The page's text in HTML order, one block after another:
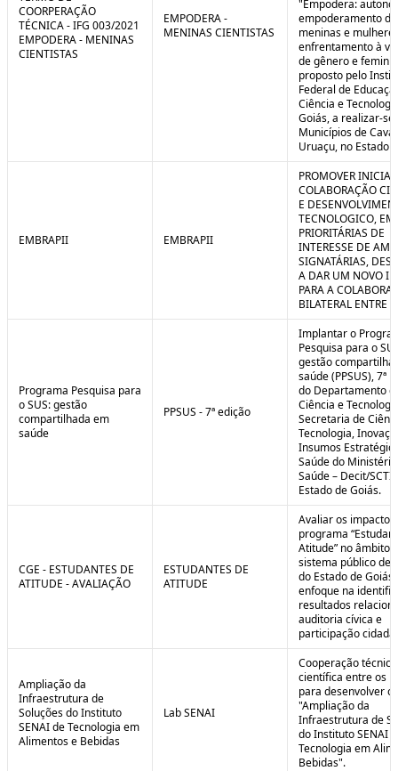
COORPERAÇÃO
TÉCNICA - IFG 003/2021
EMPODERA - MENINAS
CIENTISTAS
EMPODERA -
MENINAS CIENTISTAS
"Empodera:
empoderamento de
meninas e
enfrentamento à
de gênero e
proposto pelo
Federal de
Ciência e
Goiás, a realizar-se
Municípios de
Uruaçu, no Estado
EMBRAPII EMBRAPII
PROMOVER
COLABORAÇÃO
E
TECNOLOGICO, EM
PRIORITÁRIAS DE
INTERESSE DE
SIGNATÁRIAS,
A DAR UM NOVO
PARA A
BILATERAL ENTRE
Programa Pesquisa para
o SUS: gestão
compartilhada em
saúde
PPSUS - 7ª edição
Implantar o
Pesquisa para o
gestão
saúde (PPSUS), 7ª
do Departamento
Ciência e
Secretaria de
Tecnologia,
Insumos
Saúde do
Saúde – Decit/
Estado de Goiás.
CGE - ESTUDANTES DE
ATITUDE - AVALIAÇÃO
ESTUDANTES DE
ATITUDE
Avaliar os impactos
programa
Atitude” no âmbito
sistema público de
do Estado de
enfoque na
resultados
auditoria cívica e
participação cidadã
Ampliação da
Infraestrutura de
Soluções do Instituto
SENAI de Tecnologia em
Alimentos e Bebidas
Lab SENAI
Cooperação
científica entre os
para desenvolver o
"Ampliação da
Infraestrutura de
do Instituto SENAI
Tecnologia em
Bebidas".